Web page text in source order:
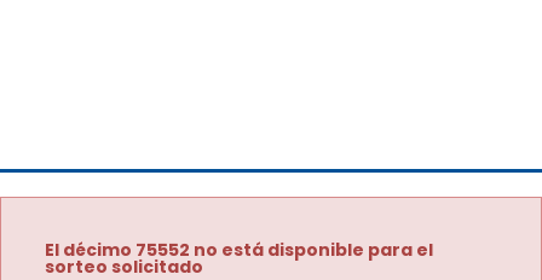
El décimo 75552 no está disponible para el
sorteo solicitado